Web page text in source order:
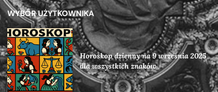
WYBÓR UŻYTKOWNIKA
Horoskop dzienny na 9 września 2025
dla wszystkich znaków